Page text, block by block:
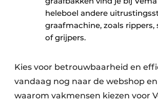
heleboel andere
graafmachine, zoals rippers,
of grijpers.
Kies voor betrouwbaarheid en
vandaag nog naar de webshop
waarom vakmensen kiezen voor